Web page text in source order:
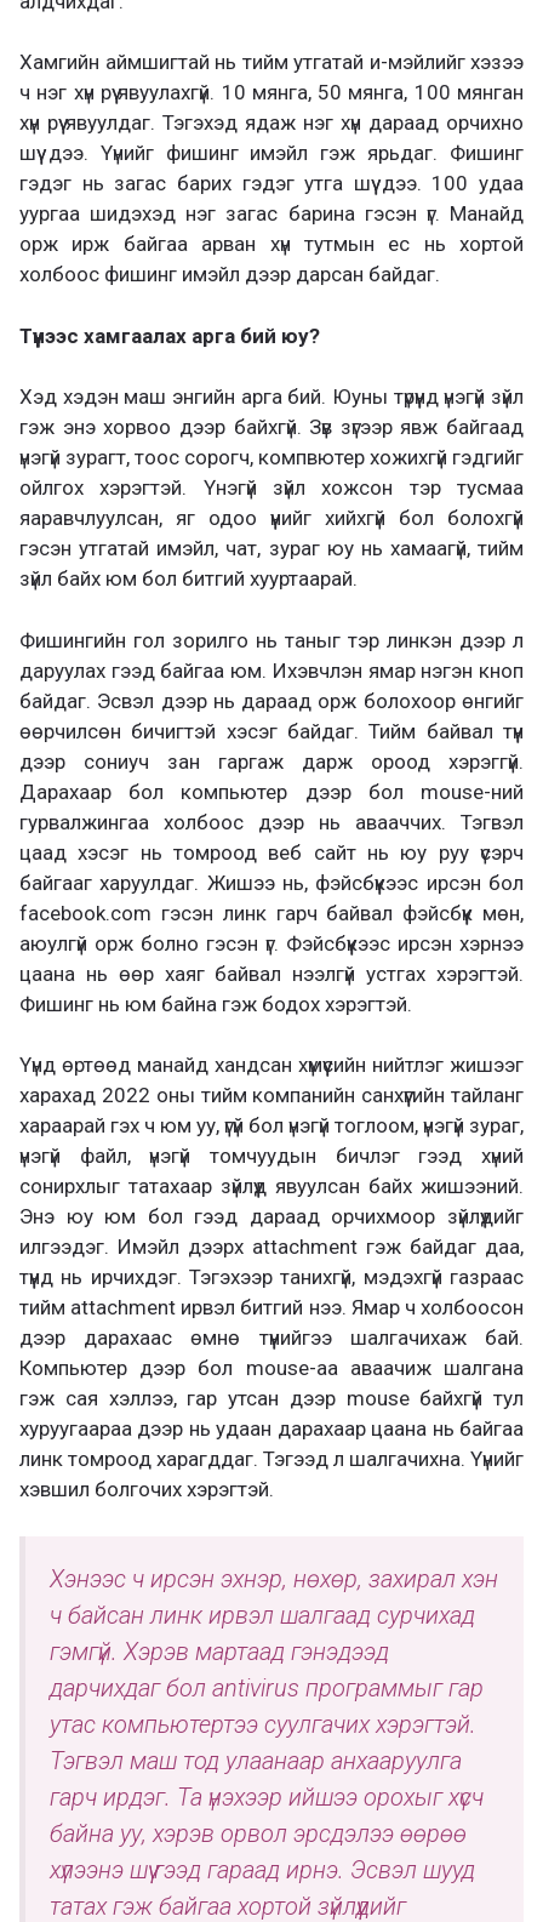
Хамгийн аймшигтай нь тийм утгатай и-мэйлийг хэзээ
ч нэг хүн рүү явуулахгүй. 10 мянга, 50 мянга, 100 мянган
хүн рүү явуулдаг. Тэгэхэд ядаж нэг хүн дараад орчихно
шүү дээ. Үүнийг фишинг имэйл гэж ярьдаг. Фишинг
гэдэг нь загас барих гэдэг утга шүү дээ. 100 удаа
уургаа шидэхэд нэг загас барина гэсэн үг. Манайд
орж ирж байгаа арван хүн тутмын ес нь хортой
холбоос фишинг имэйл дээр дарсан байдаг.
Түүнээс хамгаалах арга бий юу?
Хэд хэдэн маш энгийн арга бий. Юуны түрүүнд үнэгүй зүйл
гэж энэ хорвоо дээр байхгүй. Зүв зүгээр явж байгаад
үнэгүй зурагт, тоос сорогч, компвютер хожихгүй гэдгийг
ойлгох хэрэгтэй. Үнэгүй зүйл хожсон тэр тусмаа
яаравчлуулсан, яг одоо үүнийг хийхгүй бол болохгүй
гэсэн утгатай имэйл, чат, зураг юу нь хамаагүй, тийм
зүйл байх юм бол битгий хууртаарай.
Фишингийн гол зорилго нь таныг тэр линкэн дээр л
даруулах гээд байгаа юм. Ихэвчлэн ямар нэгэн кноп
байдаг. Эсвэл дээр нь дараад орж болохоор өнгийг
өөрчилсөн бичигтэй хэсэг байдаг. Тийм байвал түүн
дээр сониуч зан гаргаж дарж ороод хэрэггүй.
Дарахаар бол компьютер дээр бол mouse-ний
гурвалжингаа холбоос дээр нь авааччих. Тэгвэл
цаад хэсэг нь томроод веб сайт нь юу руу үсэрч
байгааг харуулдаг. Жишээ нь, фэйсбүүкээс ирсэн бол
facebook.com гэсэн линк гарч байвал фэйсбүүк мөн,
аюулгүй орж болно гэсэн үг. Фэйсбүүкээс ирсэн хэрнээ
цаана нь өөр хаяг байвал нээлгүй устгах хэрэгтэй.
Фишинг нь юм байна гэж бодох хэрэгтэй.
Үүнд өртөөд манайд хандсан хүмүүсийн нийтлэг жишээг
харахад 2022 оны тийм компанийн санхүүгийн тайланг
хараарай гэх ч юм уу, үгүй бол үнэгүй тоглоом, үнэгүй зураг,
үнэгүй файл, үнэгүй томчуудын бичлэг гээд хүний
сонирхлыг татахаар зүйлүүд явуулсан байх жишээний.
Энэ юу юм бол гээд дараад орчихмоор зүйлүүдийг
илгээдэг. Имэйл дээрх attachment гэж байдаг даа,
түүнд нь ирчихдэг. Тэгэхээр танихгүй, мэдэхгүй газраас
тийм attachment ирвэл битгий нээ. Ямар ч холбоосон
дээр дарахаас өмнө түүнийгээ шалгачихаж бай.
Компьютер дээр бол mouse-аа аваачиж шалгана
гэж сая хэллээ, гар утсан дээр mouse байхгүй тул
хуруугаараа дээр нь удаан дарахаар цаана нь байгаа
линк томроод харагддаг. Тэгээд л шалгачихна. Үүнийг
хэвшил болгочих хэрэгтэй.
Хэнээс ч ирсэн эхнэр, нөхөр, захирал хэн
ч байсан линк ирвэл шалгаад сурчихад
гэмгүй. Хэрэв мартаад гэнэдээд
дарчихдаг бол antivirus программыг гар
утас компьютертээ суулгачих хэрэгтэй.
Тэгвэл маш тод улаанаар анхааруулга
гарч ирдэг. Та үнэхээр ийшээ орохыг хүсч
байна уу, хэрэв орвол эрсдэлээ өөрөө
хүлээнэ шүү гээд гараад ирнэ. Эсвэл шууд
татах гэж байгаа хортой зүйлүүдийг